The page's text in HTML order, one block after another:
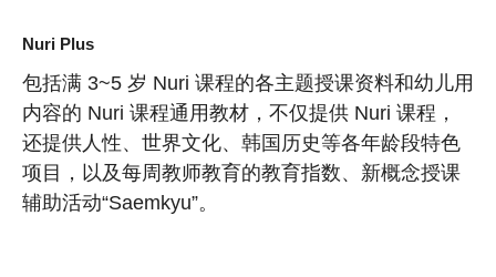
Nuri Plus
包括满 3~5 岁 Nuri 课程的各主题授课资料和幼儿用
内容的 Nuri 课程通用教材，不仅提供 Nuri 课程，
还提供人性、世界文化、韩国历史等各年龄段特色
项目，以及每周教师教育的教育指数、新概念授课
辅助活动“Saemkyu”。